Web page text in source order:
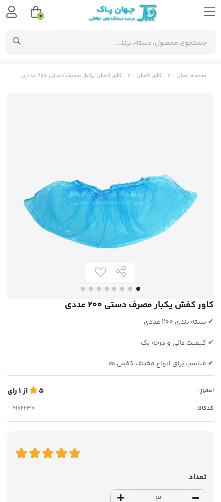
صفحه اصلی کاور کفش کاور کفش یکبار مصرف دستی 200 عددی
کاور کفش یکبار مصرف دستی 200 عددی
✔ بسته بندی 200 عددی
✔ کیفیت عالی و درجه یک
✔ مناسب برای انواع مختلف کفش ها
امتیاز : 5 از1رای
کدکالا:
تعداد
0